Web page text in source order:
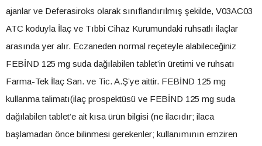
ajanlar ve Deferasiroks olarak sınıflandırılmış şekilde, V03AC03
ATC koduyla İlaç ve Tıbbi Cihaz Kurumundaki ruhsatlı ilaçlar
arasında yer alır. Eczaneden normal reçeteyle alabileceğiniz
FEBİND 125 mg suda dağılabilen tablet’in üretimi ve ruhsatı
Farma-Tek İlaç San. ve Tic. A.Ş’ye aittir. FEBİND 125 mg
kullanma talimatı(ilaç prospektüsü ve FEBİND 125 mg suda
dağılabilen tablet’e ait kısa ürün bilgisi (ne ilacıdır; ilaca
başlamadan önce bilinmesi gerekenler; kullanımının emziren